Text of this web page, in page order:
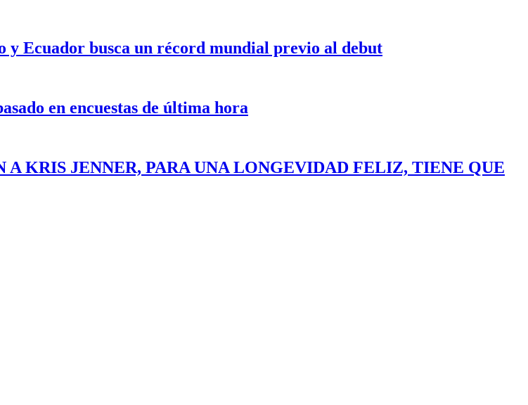
y Ecuador busca un récord mundial previo al debut
en encuestas de última hora
KRIS JENNER, PARA UNA LONGEVIDAD FELIZ, TIENE QUE